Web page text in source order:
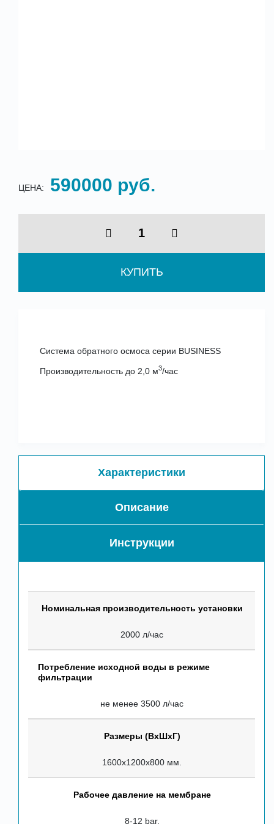
ЦЕНА: 590000 руб.
КУПИТЬ
Система обратного осмоса серии BUSINESS
Производительность до 2,0 м3/час
Характеристики
Описание
Инструкции
Номинальная производительность установки
2000 л/час
Потребление исходной воды в режиме
фильтрации
не менее 3500 л/час
Размеры (ВхШхГ)
1600х1200х800 мм.
Рабочее давление на мембране
8-12 bar.